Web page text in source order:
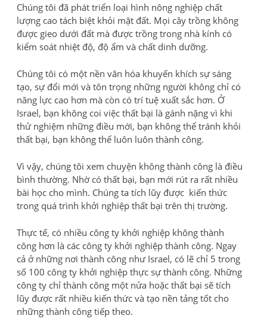
Chúng tôi đã phát triển loại hình nông nghiệp chất
lượng cao tách biệt khỏi mặt đất. Mọi cây trồng không
được gieo dưới đất mà được trồng trong nhà kính có
kiểm soát nhiệt độ, độ ẩm và chất dinh dưỡng.
Chúng tôi có một nền văn hóa khuyến khích sự sáng
tạo, sự đổi mới và tôn trọng những người không chỉ có
năng lực cao hơn mà còn có trí tuệ xuất sắc hơn. Ở
Israel, bạn không coi việc thất bại là gánh nặng vì khi
thử nghiệm những điều mới, bạn không thể tránh khỏi
thất bại, bạn không thể luôn luôn thành công.
Vì vậy, chúng tôi xem chuyện không thành công là điều
bình thường. Nhờ có thất bại, bạn mới rút ra rất nhiều
bài học cho mình. Chúng ta tích lũy được kiến thức
trong quá trình khởi nghiệp thất bại trên thị trường.
Thực tế, có nhiều công ty khởi nghiệp không thành
công hơn là các công ty khởi nghiệp thành công. Ngay
cả ở những nơi thành công như Israel, có lẽ chỉ 5 trong
số 100 công ty khởi nghiệp thực sự thành công. Những
công ty chỉ thành công một nửa hoặc thất bại sẽ tích
lũy được rất nhiều kiến thức và tạo nền tảng tốt cho
những thành công tiếp theo.